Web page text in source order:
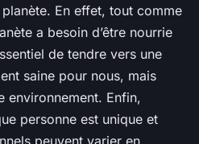
En effet, tout comme
a besoin d’être nourrie
de tendre vers une
saine pour nous, mais
environnement. Enfin,
personne est unique et